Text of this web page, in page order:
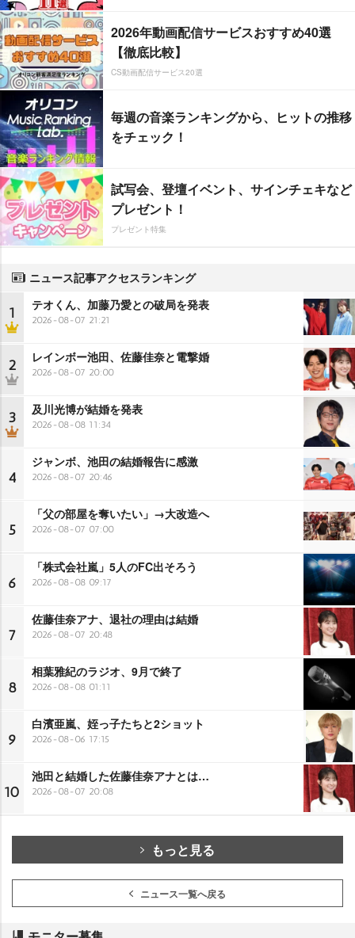
2026年動画配信サービスおすすめ40選
【徹底比較】
CS動画配信サービス20選
毎週の音楽ランキングから、ヒットの推移
をチェック！
試写会、登壇イベント、サインチェキなど
プレゼント！
プレゼント特集
ニュース記事アクセスランキング
1 テオくん、加藤乃愛との破局を発表
2026-08-07 21:21
2 レインボー池田、佐藤佳奈と電撃婚
2026-08-07 20:00
3 及川光博が結婚を発表
2026-08-08 11:34
4
ジャンボ、池田の結婚報告に感激
2026-08-07 20:46
5
「父の部屋を奪いたい」→大改造へ
2026-08-07 07:00
6
「株式会社嵐」5人のFC出そろう
2026-08-08 09:17
7
佐藤佳奈アナ、退社の理由は結婚
2026-08-07 20:48
8
相葉雅紀のラジオ、9月で終了
2026-08-08 01:11
9
白濱亜嵐、姪っ子たちと2ショット
2026-08-06 17:15
10
池田と結婚した佐藤佳奈アナとは…
2026-08-07 20:08
もっと見る
ニュース一覧へ戻る